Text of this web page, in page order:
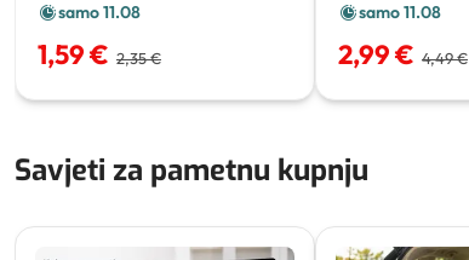
samo 11.08
1,59 € 2,35 €
samo 11.08
2,99 € 4,49 €
Savjeti za pametnu kupnju